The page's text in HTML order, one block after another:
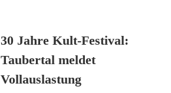
30 Jahre Kult-Festival:
Taubertal meldet
Vollauslastung